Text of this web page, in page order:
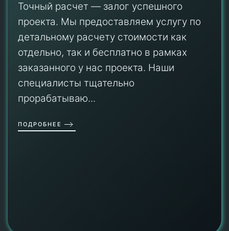
Точный расчет — залог успешного
проекта. Мы предоставляем услугу по
детальному расчету стоимости как
отдельно, так и бесплатно в рамках
заказанного у нас проекта. Наши
специалисты тщательно
прорабатываю...
ПОДРОБНЕЕ